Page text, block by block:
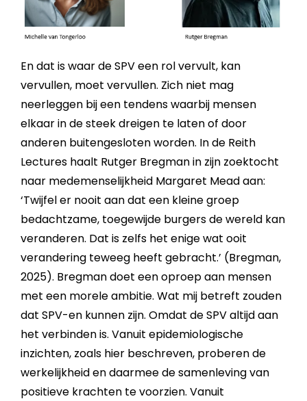
En dat is waar de SPV een rol vervult, kan
vervullen, moet vervullen. Zich niet mag
neerleggen bij een tendens waarbij mensen
elkaar in de steek dreigen te laten of door
anderen buitengesloten worden. In de Reith
Lectures haalt Rutger Bregman in zijn zoektocht
naar medemenselijkheid Margaret Mead aan:
‘Twijfel er nooit aan dat een kleine groep
bedachtzame, toegewijde burgers de wereld kan
veranderen. Dat is zelfs het enige wat ooit
verandering teweeg heeft gebracht.’ (Bregman,
2025). Bregman doet een oproep aan mensen
met een morele ambitie. Wat mij betreft zouden
dat SPV-en kunnen zijn. Omdat de SPV altijd aan
het verbinden is. Vanuit epidemiologische
inzichten, zoals hier beschreven, proberen de
werkelijkheid en daarmee de samenleving van
positieve krachten te voorzien. Vanuit